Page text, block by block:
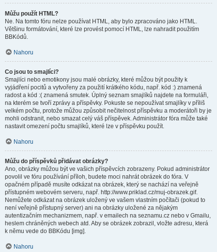
Můžu použít HTML?
Ne. Na tomto fóru nelze používat HTML, aby bylo zpracováno jako HTML.
Většinu formátování, které lze provést pomocí HTML, lze nahradit použitím
BBKódů.
Nahoru
Co jsou to smajlíci?
Smajlíci nebo emotikony jsou malé obrázky, které můžou být použity k
vyjádření pocitů a vytvořeny za použití krátkého kódu, např. kód :) znamená
radost a kód :( znamená smutek. Úplný seznam smajlíků najdete na formuláři,
na kterém se tvoří zprávy a příspěvky. Pokuste se nepoužívat smajlíky v příliš
velkém počtu, protože můžou způsobit nečitelnost příspěvku a moderátoři by je
mohli odstranit, nebo smazat celý váš příspěvek. Administrátor fóra může také
nastavit omezení počtu smajlíků, které lze v příspěvku použít.
Nahoru
Můžu do příspěvků přidávat obrázky?
Ano, obrázky můžou být ve vašich příspěvcích zobrazeny. Pokud administrátor
povolil ve fóru používání příloh, budete moci nahrát obrázek do fóra. V
opačném případě musíte odkázat na obrázek, který se nachází na veřejně
přístupném webovém serveru, např. http://www.priklad.cz/muj-obrazek.gif.
Nemůžete odkázat na obrázek uložený ve vašem vlastním počítači (pokud to
není veřejně přístupný server) ani na obrázky uložené za nějakým
autentizačním mechanizmem, např. v emailech na seznamu.cz nebo v Gmailu,
heslem chráněných webech atd. Aby se obrázek zobrazil, vložte adresu, která
k němu vede do BBKódu [img].
Nahoru